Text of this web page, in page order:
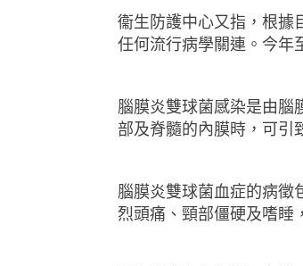
衞生防護中心又指，根據
任何流行病學關連。今年
腦膜炎雙球菌感染是由腦
部及脊髓的內膜時，可引
腦膜炎雙球菌血症的病徵
烈頭痛、頸部僵硬及嗜睡